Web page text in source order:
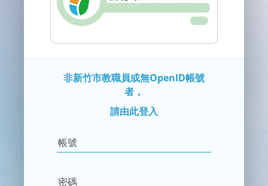
非新竹市教職員或無OpenID帳號
者，
請由此登入
帳號
密碼